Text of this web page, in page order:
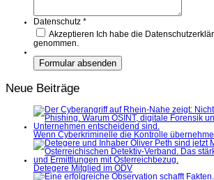
Datenschutz *
Akzeptieren Ich habe die
genommen.
Neue Beiträge
Wenn Cyberkriminelle die Kontrolle
Detegere Mitglied im ÖDV